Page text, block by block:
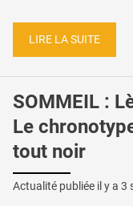
LIRE LA SUITE
SOMMEIL :
Le
tout noir
Actualité publiée il y a 3